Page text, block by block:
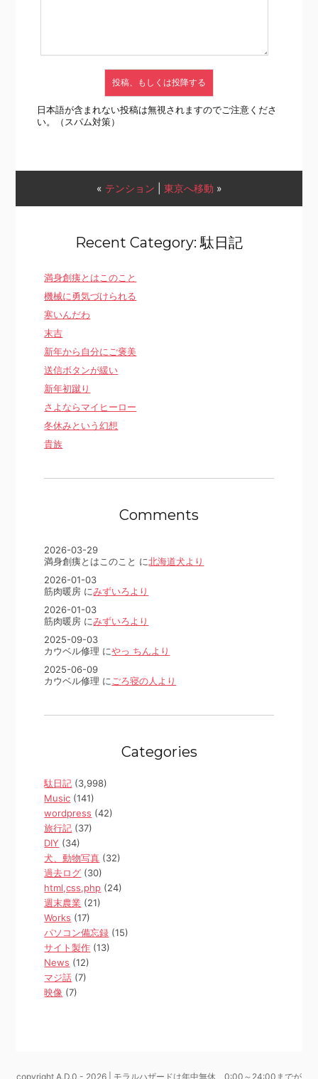
日本語が含まれない投稿は無視されますのでご注意くださ
い。（スパム対策）
« テンション 東京へ移動 »
Recent Category: 駄日記
満身創痍とはこのこと
機械に勇気づけられる
寒いんだわ
末吉
新年から自分にご褒美
送信ボタンが緩い
新年初蹴り
さよならマイヒーロー
冬休みという幻想
貴族
Comments
2026-03-29
満身創痍とはこのこと に北海道犬より
2026-01-03
筋肉暖房 にみずいろより
2026-01-03
筋肉暖房 にみずいろより
2025-09-03
カウベル修理 にやっ ちんより
2025-06-09
カウベル修理 に ごろ寝の人より
Categories
駄日記 (3,998)
Music (141)
wordpress (42)
旅行記 (37)
DIY (34)
犬、動物写真 (32)
過去ログ (30)
html,css,php (24)
週末農業 (21)
Works (17)
パソコン備忘録 (15)
サイト製作 (13)
News (12)
マジ話 (7)
映像 (7)
copyright A.D.0 - 2026 | モラルハザードは年中無休、0:00～24:00までが